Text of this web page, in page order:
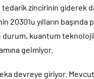
tedarik zincirinin giderek
yılların
durum, kuantum
gelmiyor.
devreye giriyor.